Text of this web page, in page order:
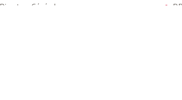
Directeur Générale